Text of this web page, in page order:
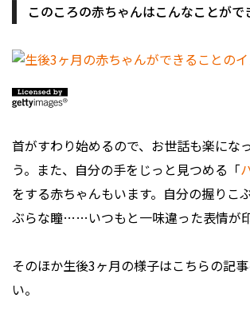
このころの赤ちゃんはこんなことがで
首がすわり始めるので、お世話も楽にな
う。また、自分の手をじっと見つめる「
をする赤ちゃんもいます。自分の握りこ
ぶらな瞳……いつもと一味違った表情が印
そのほか生後3ヶ月の様子はこちらの記
い。